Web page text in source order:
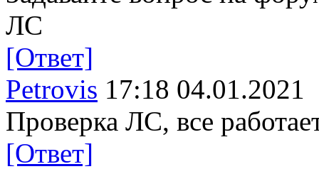
ЛС
[Ответ]
Petrovis 17:18 04.01.2021
Проверка ЛС, все
[Ответ]